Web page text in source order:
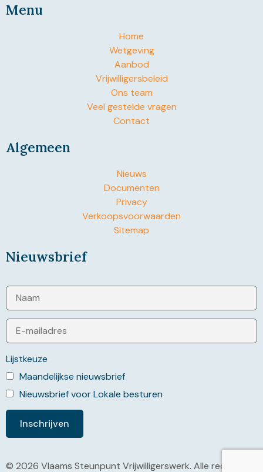
Menu
Home
Wetgeving
Aanbod
Vrijwilligersbeleid
Ons team
Veel gestelde vragen
Contact
Algemeen
Nieuws
Documenten
Privacy
Verkoopsvoorwaarden
Sitemap
Nieuwsbrief
Lijstkeuze
Maandelijkse nieuwsbrief
Nieuwsbrief voor Lokale besturen
© 2026 Vlaams Steunpunt Vrijwilligerswerk. Alle rechten